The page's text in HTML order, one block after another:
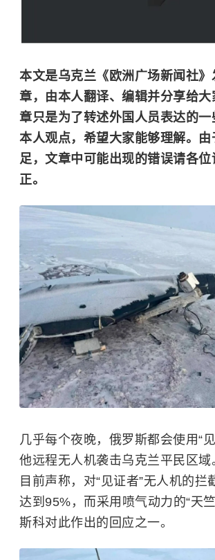
本文是乌克兰《欧洲广场新闻社》
章，由本人翻译、编辑并分享给大
章只是为了转述外国人员表达的一
本人观点，希望大家能够理解。由
足，文章中可能出现的错误请各
正。
几乎每个夜晚，俄罗斯都会使用“
他远程无人机袭击乌克兰平民区域
目前声称，对“见证者”无人机的拦
达到95%，而采用喷气动力的“天
斯科对此作出的回应之一。